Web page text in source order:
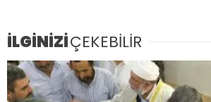
İLGİNİZİÇEKEBİLİR